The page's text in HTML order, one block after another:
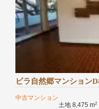
ビラ自然郷マンション
中古マンション
土地 8,475 m2